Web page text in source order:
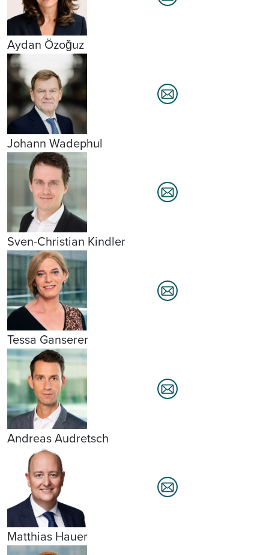
Aydan Özoğuz
Johann Wadephul
Sven-Christian Kindler
Tessa Ganserer
Andreas Audretsch
Matthias Hauer